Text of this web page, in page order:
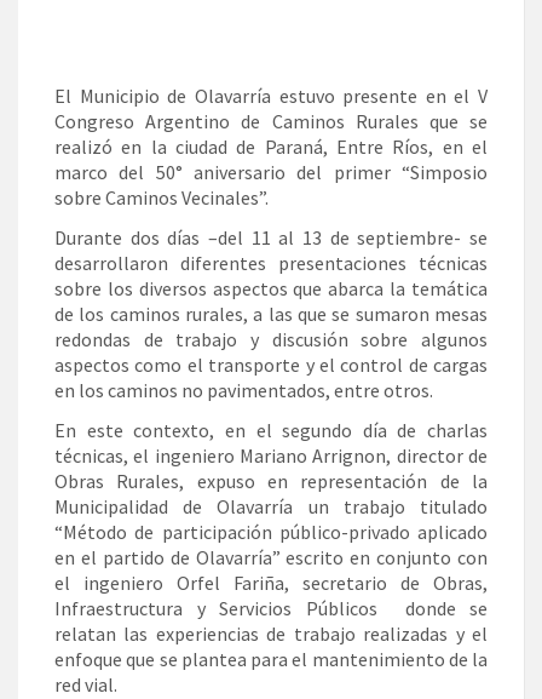
El Municipio de Olavarría estuvo presente en el V
Congreso Argentino de Caminos Rurales que se
realizó en la ciudad de Paraná, Entre Ríos, en el
marco del 50° aniversario del primer “Simposio
sobre Caminos Vecinales”.
Durante dos días –del 11 al 13 de septiembre- se
desarrollaron diferentes presentaciones técnicas
sobre los diversos aspectos que abarca la temática
de los caminos rurales, a las que se sumaron mesas
redondas de trabajo y discusión sobre algunos
aspectos como el transporte y el control de cargas
en los caminos no pavimentados, entre otros.
En este contexto, en el segundo día de charlas
técnicas, el ingeniero Mariano Arrignon, director de
Obras Rurales, expuso en representación de la
Municipalidad de Olavarría un trabajo titulado
“Método de participación público-privado aplicado
en el partido de Olavarría” escrito en conjunto con
el ingeniero Orfel Fariña, secretario de Obras,
Infraestructura y Servicios Públicos donde se
relatan las experiencias de trabajo realizadas y el
enfoque que se plantea para el mantenimiento de la
red vial.